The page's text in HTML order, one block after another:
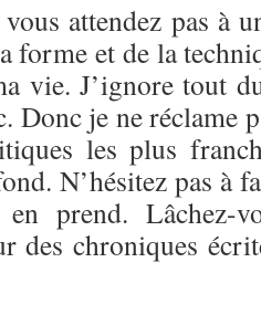
attendez pas à
forme et de la
vie. J’ignore tout
Donc je ne réclame
les plus
N’hésitez pas à
prend. Lâchez-
des chroniques